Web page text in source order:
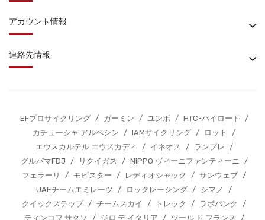
アカウント情報
連絡先情報
EFプロサイクリング / ガーミン / ユンボ / HTC-ハイロード /
カチューシャ アルペシン / IAMサイクリング / ロット
/
エウスカルテル エウスカディ
/ イネオス / ランプレ /
グルパマFDJ / リクイガス / NIPPO ヴィーニファンティーニ /
フェラーリ
/ モビスター / レディオシャック / サンウェブ /
UAEチームエミレーツ / ロックレーシング / シマノ
/
クイックステップ / チームスカイ / トレック / ラボバンク
/
ティンコフ サクソ
/ ジロ デ イタリア / ツール ド フランス /